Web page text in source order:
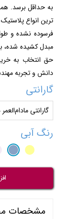
به حداقل برسد.
ترین انواع
فرسوده نشده و
مبدل کشیده شده،
دانش و تجربه
گارانتی
گارانتی
رنگآبی
مشخصات